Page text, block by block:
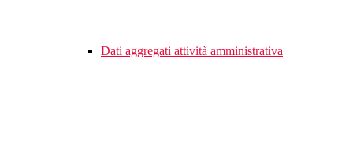
Dati aggregati attività amministrativa